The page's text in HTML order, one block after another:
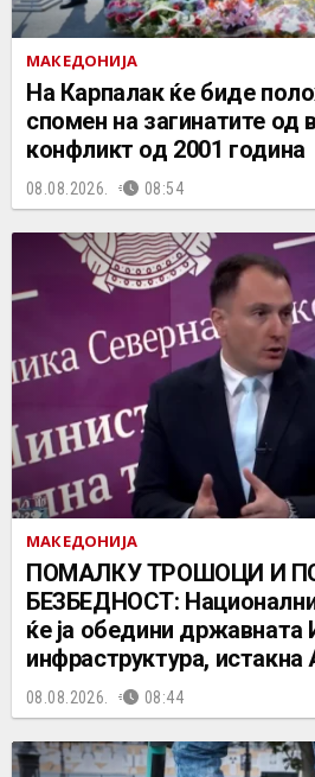
МАКЕДОНИЈА
На Карпалак ќе биде
спомен на загинатите од
конфликт од 2001 година
08.08.2026. 08:54
МАКЕДОНИЈА
ПОМАЛКУ ТРОШОЦИ И
БЕЗБЕДНОСТ:
ќе ја обедини државната
инфраструктура,
08.08.2026. 08:44